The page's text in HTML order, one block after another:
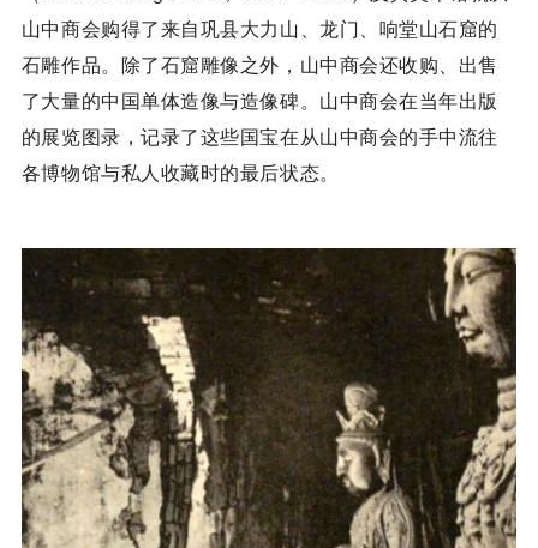
山中商会购得了来自巩县大力山、龙门、响堂山石窟的
石雕作品。除了石窟雕像之外，山中商会还收购、出售
了大量的中国单体造像与造像碑。山中商会在当年出版
的展览图录，记录了这些国宝在从山中商会的手中流往
各博物馆与私人收藏时的最后状态。